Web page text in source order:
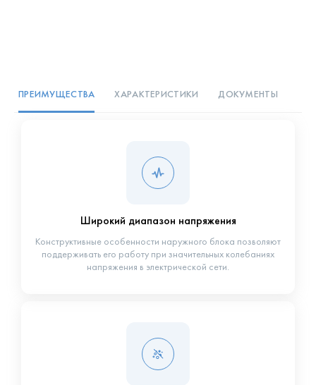
ПРЕИМУЩЕСТВА ХАРАКТЕРИСТИКИ ДОКУМЕНТЫ
Широкий диапазон напряжения
Конструктивные особенности наружного блока позволяют
поддерживать его работу при значительных колебаниях
напряжения в электрической сети.